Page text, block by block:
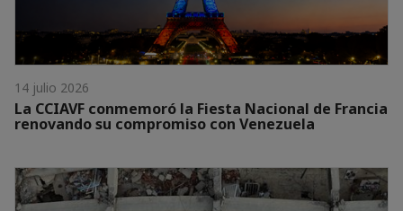
14 julio 2026
La CCIAVF conmemoró la Fiesta Nacional de Francia
renovando su compromiso con Venezuela